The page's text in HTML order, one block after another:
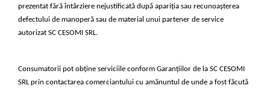
prezentat fără întârziere nejustificată după apariția sau recunoașterea
defectului de manoperă sau de material unui partener de service
autorizat SC CESOMI SRL.
Consumatorii pot obține serviciile conform Garanțiilor de la SC CESOMI
SRL prin contactarea comerciantului cu amănuntul de unde a fost făcută